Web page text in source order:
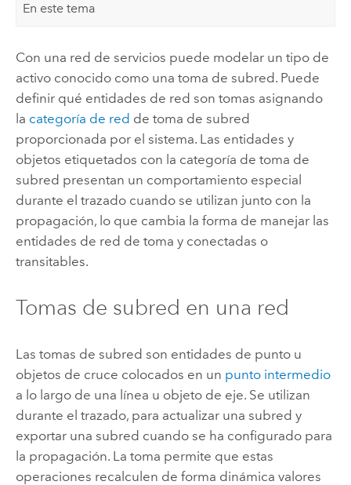
En este tema
Con una red de servicios puede modelar un tipo de
activo conocido como una toma de subred. Puede
definir qué entidades de red son tomas asignando
la categoría de red de toma de subred
proporcionada por el sistema. Las entidades y
objetos etiquetados con la categoría de toma de
subred presentan un comportamiento especial
durante el trazado cuando se utilizan junto con la
propagación, lo que cambia la forma de manejar las
entidades de red de toma y conectadas o
transitables.
Tomas de subred en una red
Las tomas de subred son entidades de punto u
objetos de cruce colocados en un punto intermedio
a lo largo de una línea u objeto de eje. Se utilizan
durante el trazado, para actualizar una subred y
exportar una subred cuando se ha configurado para
la propagación. La toma permite que estas
operaciones recalculen de forma dinámica valores